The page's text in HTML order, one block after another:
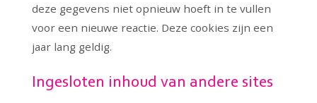
deze gegevens niet opnieuw hoeft in te vullen
voor een nieuwe reactie. Deze cookies zijn een
jaar lang geldig.
Ingesloten inhoud van andere sites